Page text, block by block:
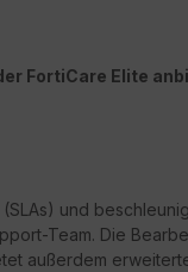
FortiCare Elite
(SLAs) und
Team. Die
außerdem